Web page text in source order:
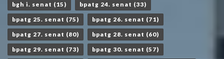
bgh i. senat (15) bpatg 24. senat (33)
bpatg 25. senat (75) bpatg 26. senat (71)
bpatg 27. senat (80) bpatg 28. senat (60)
bpatg 29. senat (73) bpatg 30. senat (57)